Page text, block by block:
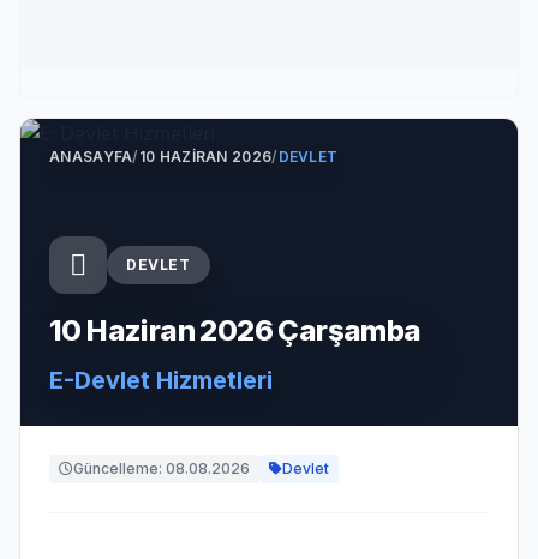
ANASAYFA/10 HAZIRAN 2026/DEVLET
DEVLET
10 Haziran 2026 Çarşamba
E-Devlet Hizmetleri
Güncelleme: 08.08.2026 Devlet